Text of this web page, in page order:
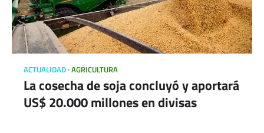
ACTUALIDAD AGRICULTURA
La cosecha de soja concluyó y aportará
US$ 20.000 millones en divisas